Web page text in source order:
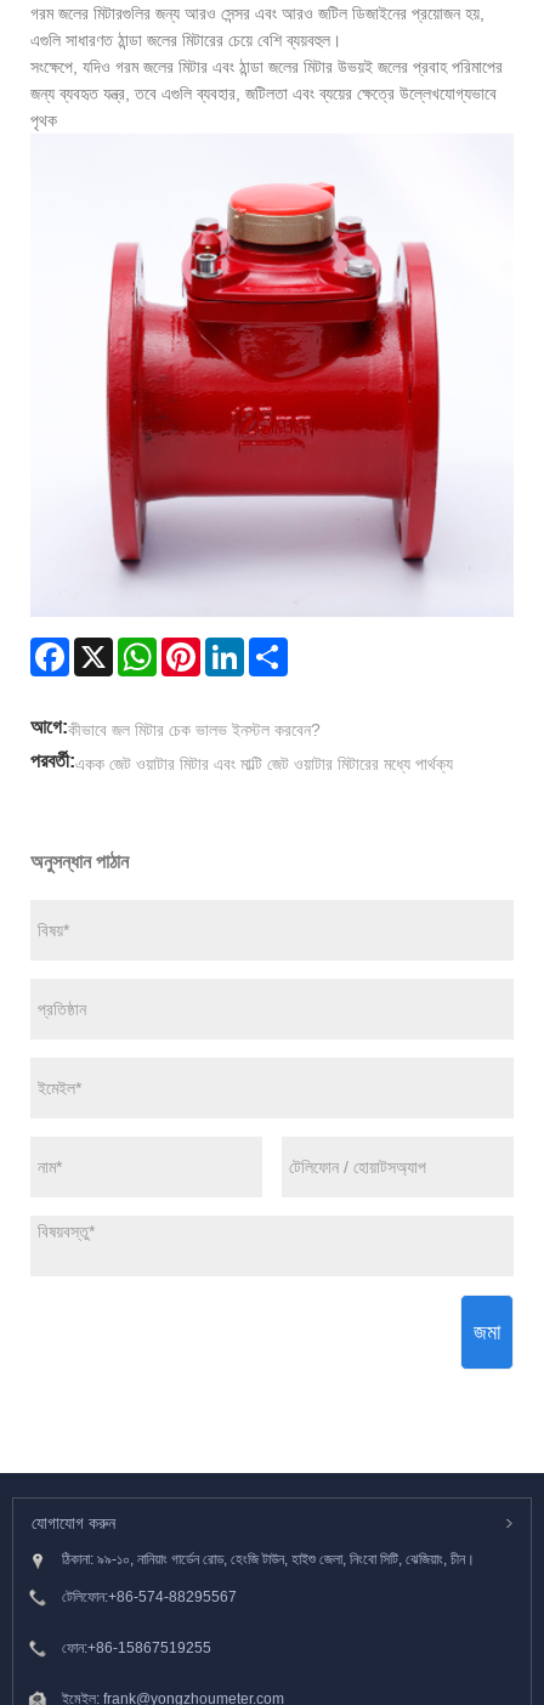
গরম জলের মিটারগুলির জন্য আরও সেন্সর এবং আরও জটিল ডিজাইনের প্রয়োজন হয়,
এগুলি সাধারণত ঠান্ডা জলের মিটারের চেয়ে বেশি ব্যয়বহুল।
সংক্ষেপে, যদিও গরম জলের মিটার এবং ঠান্ডা জলের মিটার উভয়ই জলের প্রবাহ পরিমাপের
জন্য ব্যবহৃত যন্ত্র, তবে এগুলি ব্যবহার, জটিলতা এবং ব্যয়ের ক্ষেত্রে উল্লেখযোগ্যভাবে
পৃথক
Facebook
X WhatsAppPinterestLinkedIn
আগে:কীভাবে জল মিটার চেক ভালভ ইনস্টল করবেন?
পরবর্তী:একক জেট ওয়াটার মিটার এবং মাল্টি জেট ওয়াটার মিটারের মধ্যে পার্থক্য
অনুসন্ধান পাঠান
জমা
যোগাযোগ করুন
ঠিকানা: ৯৯-১০, নানিয়াং গার্ডেন রোড, হেংজি টাউন, হাইশু জেলা, নিংবো সিটি, ঝেজিয়াং, চীন।
টেলিফোন:+86-574-88295567
ফোন:+86-15867519255
ইমেইল: frank@yongzhoumeter.com